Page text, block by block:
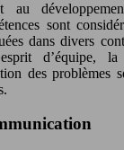
au
sont
dans divers
d’équipe,
des problèmes